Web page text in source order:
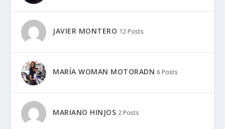
JAVIER MONTERO 12 Posts
MARÍA WOMAN MOTORADN 6 Posts
MARIANO HINJOS 2 Posts